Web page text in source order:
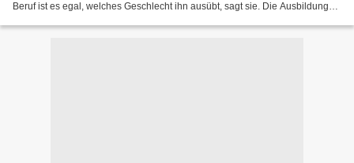
Beruf ist es egal, welches Geschlecht ihn ausübt, sagt sie. Die Ausbildung